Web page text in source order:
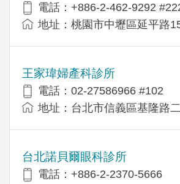
電話：+886-2-462-9292
地址：桃園市中壢區延平路
王家瑋婦產科診所
電話：02-27586966 #102
地址：台北市信義區基隆路
台北諾貝爾眼科診所
電話：+886-2-2370-5666